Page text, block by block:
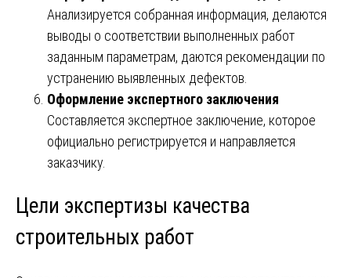
Анализируется собранная информация, делаются
выводы о соответствии выполненных работ
заданным параметрам, даются рекомендации по
устранению выявленных дефектов.
Оформление экспертного заключения
Составляется экспертное заключение, которое
официально регистрируется и направляется
заказчику.
Цели экспертизы качества
строительных работ